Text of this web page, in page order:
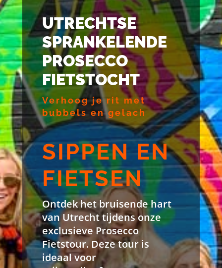
UTRECHTSE
SPRANKELENDE
PROSECCO
FIETSTOCHT
Verhoog je rit met
bubbels en gelach
SIPPEN EN
FIETSEN
Ontdek het bruisende hart
van Utrecht tijdens onze
exclusieve Prosecco
Fietstour. Deze tour is
ideaal voor